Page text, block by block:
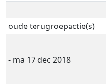
oude terugroepactie(s)
- ma 17 dec 2018